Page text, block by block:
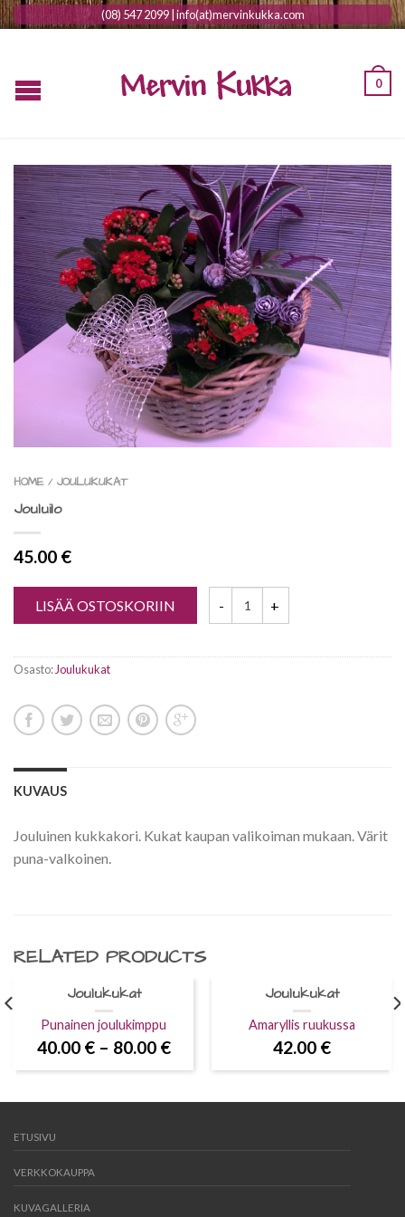
(08) 547 2099 | info(at)mervinkukka.com
0
HOME / JOULUKUKAT
Jouluilo
45.00 €
LISÄÄ OSTOSKORIIN
Osasto:Joulukukat
KUVAUS
Jouluinen kukkakori. Kukat kaupan valikoiman mukaan. Värit
puna-valkoinen.
RELATED PRODUCTS
Joulukukat
Punainen joulukimppu
40.00 €– 80.00 €
Joulukukat
Amaryllis ruukussa
42.00 €
ETUSIVU
VERKKOKAUPPA
KUVAGALLERIA